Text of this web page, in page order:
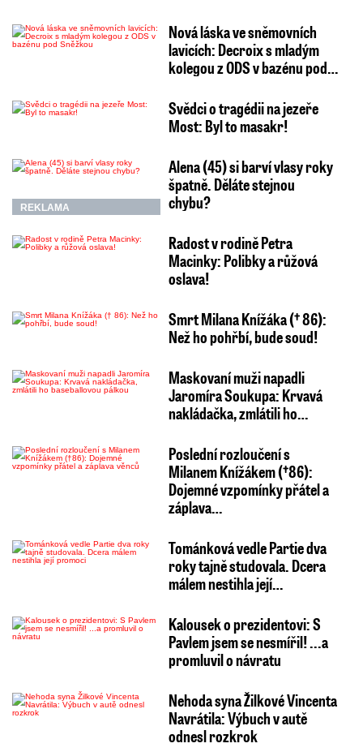
Nová láska ve sněmovních
lavicích: Decroix s mladým
kolegou z ODS v bazénu pod…
Svědci o tragédii na jezeře
Most: Byl to masakr!
REKLAMA
Alena (45) si barví vlasy roky
špatně. Děláte stejnou
chybu?
Radost v rodině Petra
Macinky: Polibky a růžová
oslava!
Smrt Milana Knížáka († 86):
Než ho pohřbí, bude soud!
Maskovaní muži napadli
Jaromíra Soukupa: Krvavá
nakládačka, zmlátili ho…
Poslední rozloučení s
Milanem Knížákem (†86):
Dojemné vzpomínky přátel a
záplava…
Tománková vedle Partie dva
roky tajně studovala. Dcera
málem nestihla její…
Kalousek o prezidentovi: S
Pavlem jsem se nesmířil! ...a
promluvil o návratu
Nehoda syna Žilkové Vincenta
Navrátila: Výbuch v autě
odnesl rozkrok